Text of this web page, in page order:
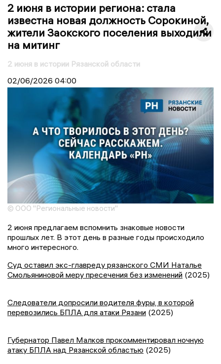
2 июня в истории региона: стала
известна новая должность Сорокиной,
жители Заокского поселения выходили
на митинг
2 июня в истории Рязанской области
02/06/2026 04:00
© ООО "Региональные новости"
2 июня предлагаем вспомнить знаковые новости
прошлых лет. В этот день в разные годы происходило
много интересного.
Суд оставил экс-главреду рязанского СМИ Наталье
Смольяниновой меру пресечения без изменений (2025)
Следователи допросили водителя фуры, в которой
перевозились БПЛА для атаки Рязани (2025)
Губернатор Павел Малков прокомментировал ночную
атаку БПЛА над Рязанской областью (2025)